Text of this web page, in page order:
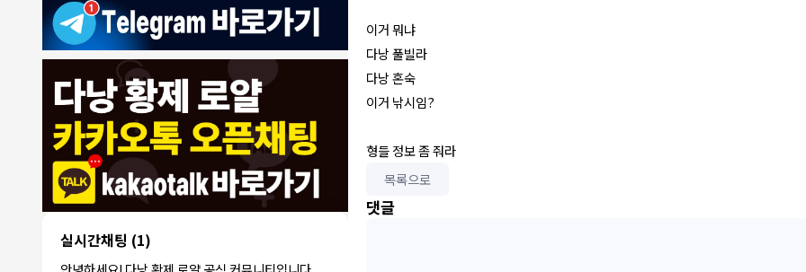
실시간채팅 (1)
ROY:에코걸은 파면 팔수록 괴담만..
1 ROY:제 지인이 예약 후
1 ROY:갑자기 연락이 끊겨 당황했다네요
동동이:오늘 무슨 날인가요
1 동동이:군인들이 뭐 하는데 다낭에서
1 1000억 대표:축제 하던디요
8/4/2026
1 빨갱이관타나모:ㅎㅇ
1
빨갱
이관
타나
모
:
아까 오픈채팅에서 로컬 브로커라는 애가
카톡 왔는데 가라오케 최저가로 맞춰준다
는데 여기 가...
언성높
이지마
: 안녕하세요! 다음 주에 친구들과 3명이
서 다낭 가는데 예약 문의드립니다.
이거 뭐냐
다낭 풀빌라
다낭 혼숙
이거 낚시임?
형들 정보 좀 줘라
목록으로
댓글